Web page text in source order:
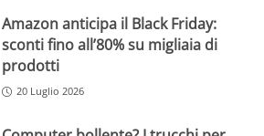
Amazon anticipa il Black Friday:
sconti fino all’80% su migliaia di
prodotti
20 Luglio 2026